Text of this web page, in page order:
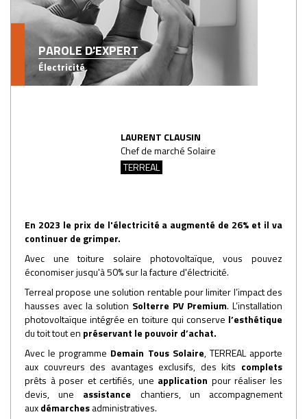
PAROLE D'EXPERT
Électricité
LAURENT CLAUSIN
Chef de marché Solaire
TERREAL
En 2023 le prix de l'électricité a augmenté de 26% et il va
continuer de grimper.
Avec une toiture solaire photovoltaïque, vous pouvez
économiser jusqu'à 50% sur la facture d'électricité.
Terreal propose une solution rentable pour limiter l’impact des
hausses avec la solution Solterre PV Premium. L’installation
photovoltaïque intégrée en toiture qui conserve l’esthétique
du toit tout en préservant le pouvoir d’achat.
Avec le programme Demain Tous Solaire, TERREAL apporte
aux couvreurs des avantages exclusifs, des kits complets
prêts à poser et certifiés, une application pour réaliser les
devis, une assistance chantiers, un accompagnement
auxdémarchesadministratives.